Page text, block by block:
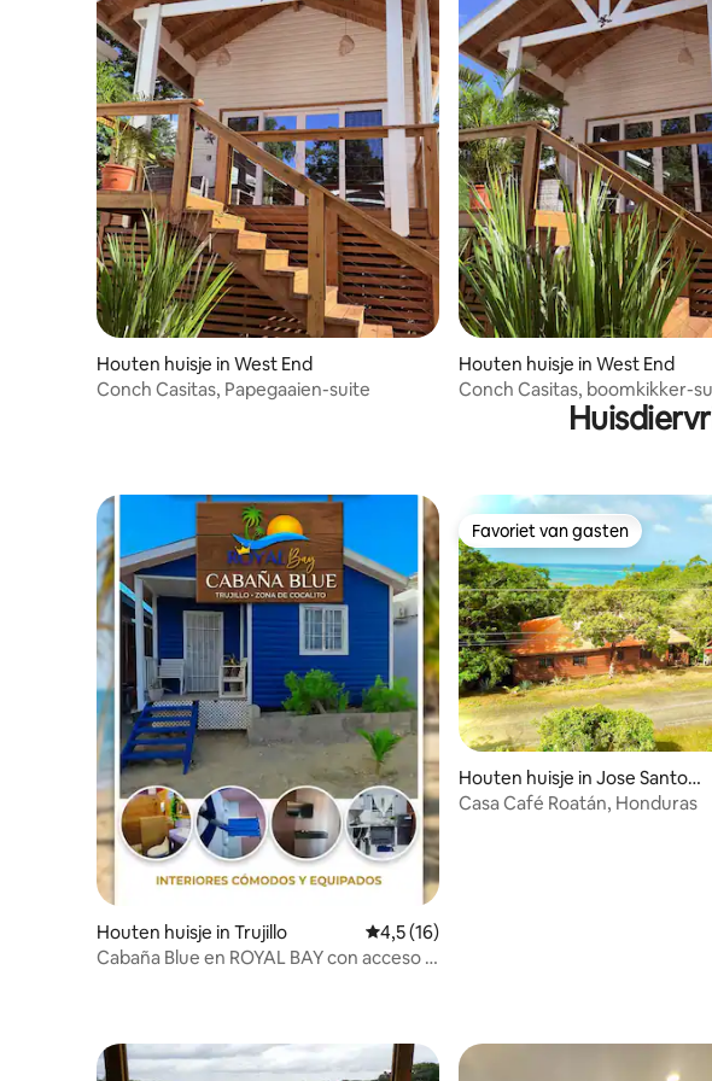
Houten huisje in West End
Conch Casitas, Papegaaien-suite
Houten huisje in West End
Conch Casitas, boomkikker-
Houten huisje in Trujillo Gemiddelde beoordeling van 4,5 op 5, 16
4,5 (16)
Cabaña Blue en ROYAL BAY con acceso a
Favoriet van gasten
Favoriet van gasten
Houten huisje in Jose Santos
Guardiola
Casa Café Roatán, Honduras